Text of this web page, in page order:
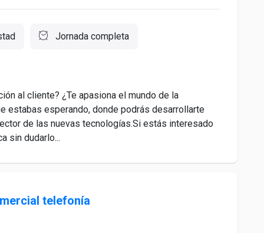
Jornada completa
al cliente? ¿Te apasiona el mundo de la
estabas esperando, donde podrás desarrollarte
de las nuevas tecnologías.Si estás interesado
sin dudarlo...
telefonía